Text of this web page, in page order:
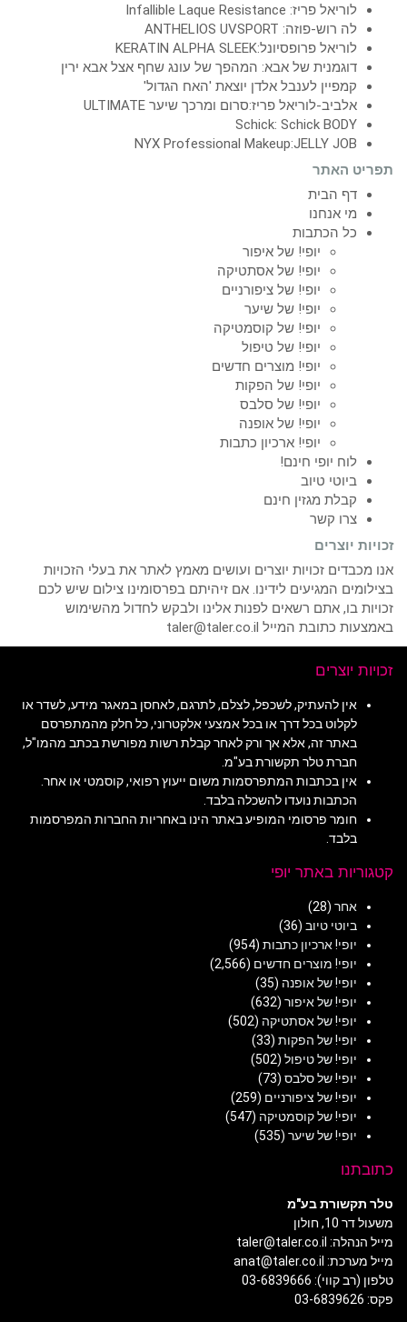
לוריאל פריז: Infallible Laque Resistance
לה רוש-פוזה: ANTHELIOS UVSPORT
לוריאל פרופסיונל:KERATIN ALPHA SLEEK
דוגמנית של אבא: המהפך של עונג שחף אצל אבא ירין
קמפיין לענבל אלדן יוצאת 'האח הגדול'
אלביב-לוריאל פריז:סרום ומרכך שיער ULTIMATE
Schick: Schick BODY
NYX Professional Makeup:JELLY JOB
תפריט האתר
דף הבית
מי אנחנו
כל הכתבות
יופי! של איפור
יופי! של אסתטיקה
יופי! של ציפורניים
יופי! של שיער
יופי! של קוסמטיקה
יופי! של טיפול
יופי! מוצרים חדשים
יופי! של הפקות
יופי! של סלבס
יופי! של אופנה
יופי! ארכיון כתבות
לוח יופי חינם!
ביוטי טיוב
קבלת מגזין חינם
צרו קשר
זכויות יוצרים
אנו מכבדים זכויות יוצרים ועושים מאמץ לאתר את בעלי הזכויות
בצילומים המגיעים לידינו. אם זיהיתם בפרסומינו צילום שיש לכם
זכויות בו, אתם רשאים לפנות אלינו ולבקש לחדול מהשימוש
באמצעות כתובת המייל taler@taler.co.il
זכויות יוצרים
אין להעתיק, לשכפל, לצלם, לתרגם, לאחסן במאגר מידע, לשדר או
לקלוט בכל דרך או בכל אמצעי אלקטרוני, כל חלק מהמתפרסם
באתר זה, אלא אך ורק לאחר קבלת רשות מפורשת בכתב מהמו"ל,
חברת טלר תקשורת בע"מ.
אין בכתבות המתפרסמות משום ייעוץ רפואי, קוסמטי או אחר.
הכתבות נועדו להשכלה בלבד.
חומר פרסומי המופיע באתר הינו באחריות החברות המפרסמות
בלבד.
קטגוריות באתר יופי
אחר (28)
ביוטי טיוב (36)
יופי! ארכיון כתבות (954)
יופי! מוצרים חדשים (2,566)
יופי! של אופנה (35)
יופי! של איפור (632)
יופי! של אסתטיקה (502)
יופי! של הפקות (33)
יופי! של טיפול (502)
יופי! של סלבס (73)
יופי! של ציפורניים (259)
יופי! של קוסמטיקה (547)
יופי! של שיער (535)
כתובתנו
טלר תקשורת בע"מ
משעול דר 10, חולון
מייל הנהלה: taler@taler.co.il
מייל מערכת: anat@taler.co.il
טלפון (רב קווי): 03-6839666
פקס: 03-6839626